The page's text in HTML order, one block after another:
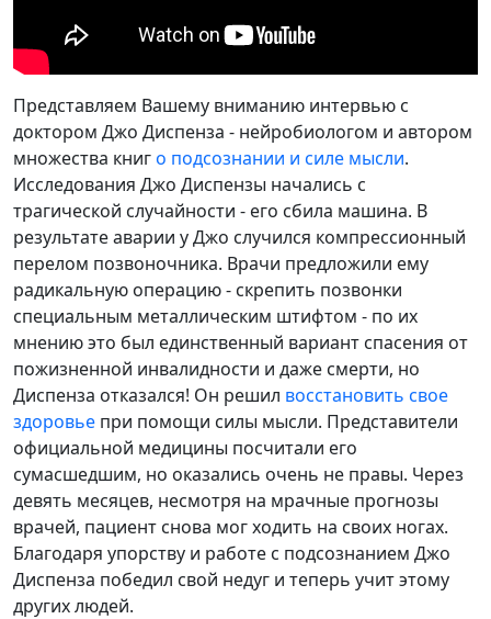
Представляем Вашему вниманию интервью с
доктором Джо Диспенза - нейробиологом и автором
множества книго подсознании и силе мысли.
Исследования Джо Диспензы начались с
трагической случайности - его сбила машина. В
результате аварии у Джо случился компрессионный
перелом позвоночника. Врачи предложили ему
радикальную операцию - скрепить позвонки
специальным металлическим штифтом - по их
мнению это был единственный вариант спасения от
пожизненной инвалидности и даже смерти, но
Диспенза отказался! Он решил восстановить свое
здоровье при помощи силы мысли. Представители
официальной медицины посчитали его
сумасшедшим, но оказались очень не правы. Через
девять месяцев, несмотря на мрачные прогнозы
врачей, пациент снова мог ходить на своих ногах.
Благодаря упорству и работе с подсознанием Джо
Диспенза победил свой недуг и теперь учит этому
других людей.